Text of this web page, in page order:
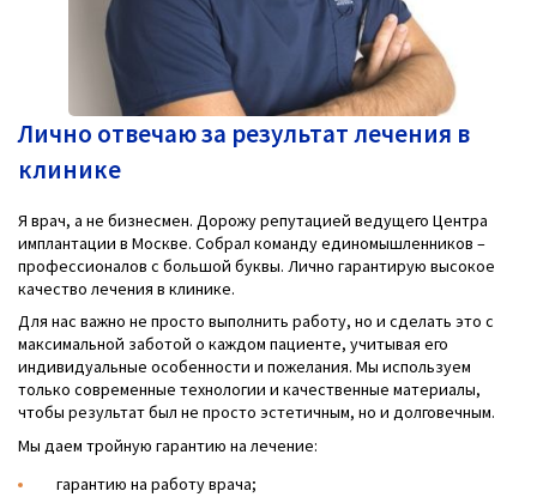
Лично отвечаю за результат лечения в
клинике
Я врач, а не бизнесмен. Дорожу репутацией ведущего Центра
имплантации в Москве. Собрал команду единомышленников –
профессионалов с большой буквы. Лично гарантирую высокое
качество лечения в клинике.
Для нас важно не просто выполнить работу, но и сделать это с
максимальной заботой о каждом пациенте, учитывая его
индивидуальные особенности и пожелания. Мы используем
только современные технологии и качественные материалы,
чтобы результат был не просто эстетичным, но и долговечным.
Мы даем тройную гарантию на лечение:
гарантию на работу врача;